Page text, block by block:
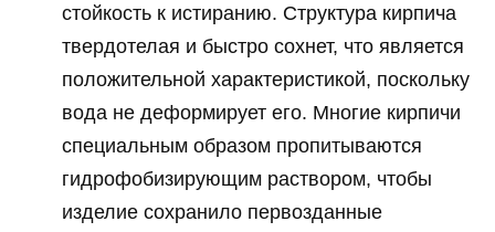
стойкость к истиранию. Структура кирпича
твердотелая и быстро сохнет, что является
положительной характеристикой, поскольку
вода не деформирует его. Многие кирпичи
специальным образом пропитываются
гидрофобизирующим раствором, чтобы
изделие сохранило первозданные